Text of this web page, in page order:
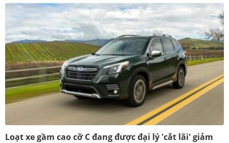
Loạt xe gầm cao cỡ C đang được đại lý 'cắt lãi' giảm